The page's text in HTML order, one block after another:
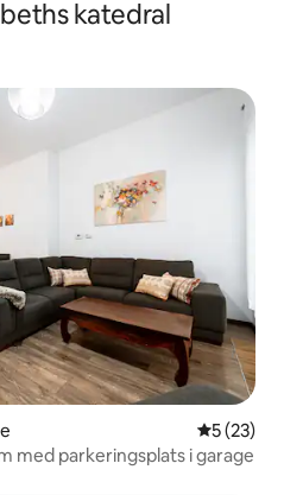
katedral
5 av 5 i
5 (23)
med parkeringsplats i garage